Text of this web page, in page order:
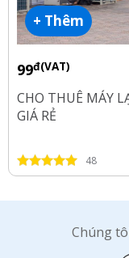
+ Thêm
99đ(VAT)
CHO THUÊ MÁY
GIÁ RẺ
48
Chúng